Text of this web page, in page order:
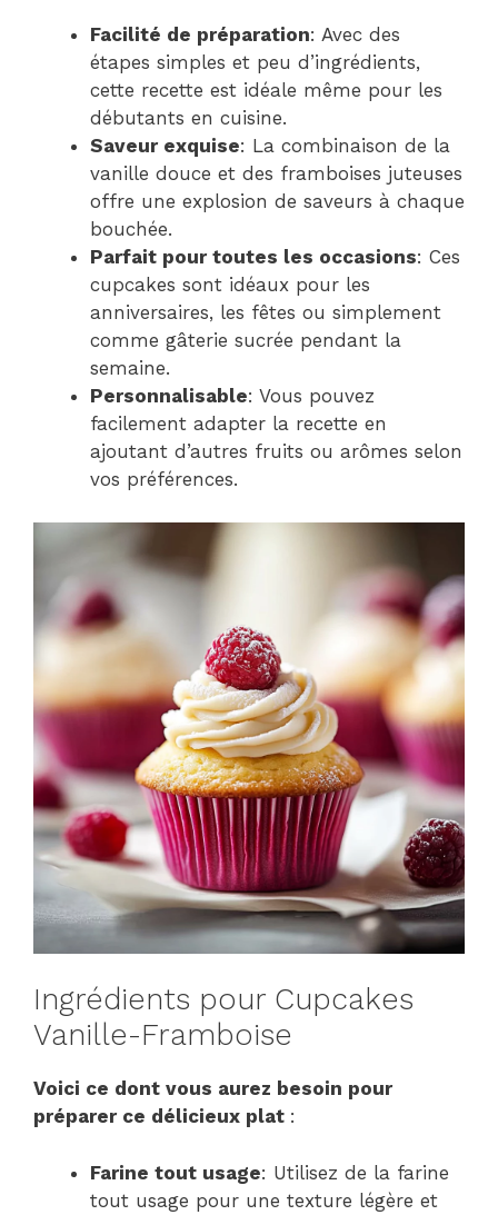
Facilité de préparation: Avec des
étapes simples et peu d’ingrédients,
cette recette est idéale même pour les
débutants en cuisine.
Saveur exquise: La combinaison de la
vanille douce et des framboises juteuses
offre une explosion de saveurs à chaque
bouchée.
Parfait pour toutes les occasions: Ces
cupcakes sont idéaux pour les
anniversaires, les fêtes ou simplement
comme gâterie sucrée pendant la
semaine.
Personnalisable: Vous pouvez
facilement adapter la recette en
ajoutant d’autres fruits ou arômes selon
vos préférences.
Ingrédients pour Cupcakes
Vanille-Framboise
Voici ce dont vous aurez besoin pour
préparer ce délicieux plat :
Farine tout usage: Utilisez de la farine
tout usage pour une texture légère et